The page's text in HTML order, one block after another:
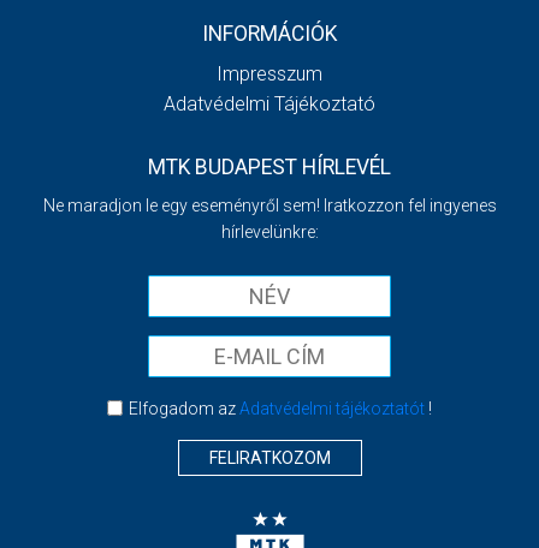
INFORMÁCIÓK
Impresszum
Adatvédelmi Tájékoztató
MTK BUDAPEST HÍRLEVÉL
Ne maradjon le egy eseményről sem! Iratkozzon fel ingyenes
hírlevelünkre:
Elfogadom azAdatvédelmi tájékoztatót!
FELIRATKOZOM